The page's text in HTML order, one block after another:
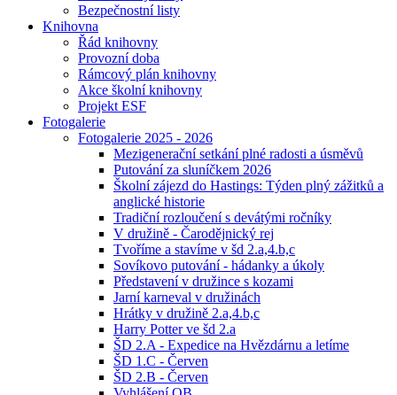
Bezpečnostní listy
Knihovna
Řád knihovny
Provozní doba
Rámcový plán knihovny
Akce školní knihovny
Projekt ESF
Fotogalerie
Fotogalerie 2025 - 2026
Mezigenerační setkání plné radosti a úsměvů
Putování za sluníčkem 2026
Školní zájezd do Hastings: Týden plný zážitků a
anglické historie
Tradiční rozloučení s devátými ročníky
V družině - Čarodějnický rej
Tvoříme a stavíme v šd 2.a,4.b,c
Sovíkovo putování - hádanky a úkoly
Představení v družince s kozami
Jarní karneval v družinách
Hrátky v družině 2.a,4.b,c
Harry Potter ve šd 2.a
ŠD 2.A - Expedice na Hvězdárnu a letíme
ŠD 1.C - Červen
ŠD 2.B - Červen